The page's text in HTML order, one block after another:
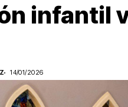
infantil
14/01/2026